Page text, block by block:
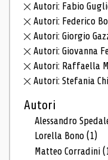
Autori: Fabio
Autori: Federico
Autori: Giorgio
Autori: Giovanna
Autori: Raffaella
Autori: Stefania
Autori
Alessandro
Lorella Bono(1)
Matteo Corradini